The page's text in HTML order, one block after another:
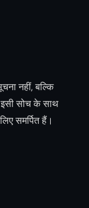
नहीं, बल्कि
सोच के साथ
समर्पित हैं।